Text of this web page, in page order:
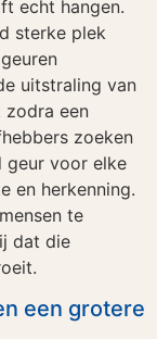
echt hangen.
sterke plek
uitstraling van
een
zoeken
geur voor elke
en herkenning.
te
dat die
een grotere